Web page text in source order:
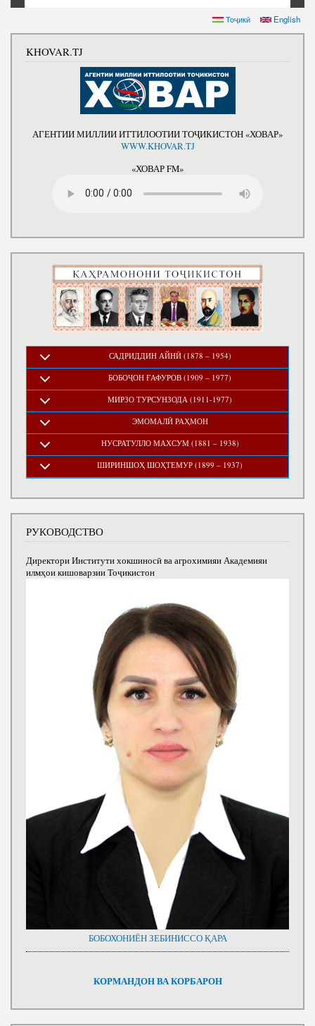
Тоҷикӣ English
KHOVAR.TJ
АГЕНТИИ МИЛЛИИ ИТТИЛООТИИ ТОҶИКИСТОН «ХОВАР»
WWW.KHOVAR.TJ
«ХОВАР FM»
САДРИДДИН АЙНӢ (1878 – 1954)
БОБОҶОН ҒАФУРОВ (1909 – 1977)
МИРЗО ТУРСУНЗОДА (1911-1977)
ЭМОМАЛӢ РАҲМОН
НУСРАТУЛЛО МАХСУМ (1881 – 1938)
ШИРИНШОҲ ШОҲТЕМУР (1899 – 1937)
РУКОВОДСТВО
Директори Институти хокшиносӣ ва агрохимияи Академияи
илмҳои кишоварзии Тоҷикистон
БОБОХОНИЁН ЗЕБИНИССО ҚАРА
КОРМАНДОН ВА КОРБАРОН